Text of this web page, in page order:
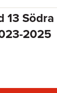
13 Södra
2025